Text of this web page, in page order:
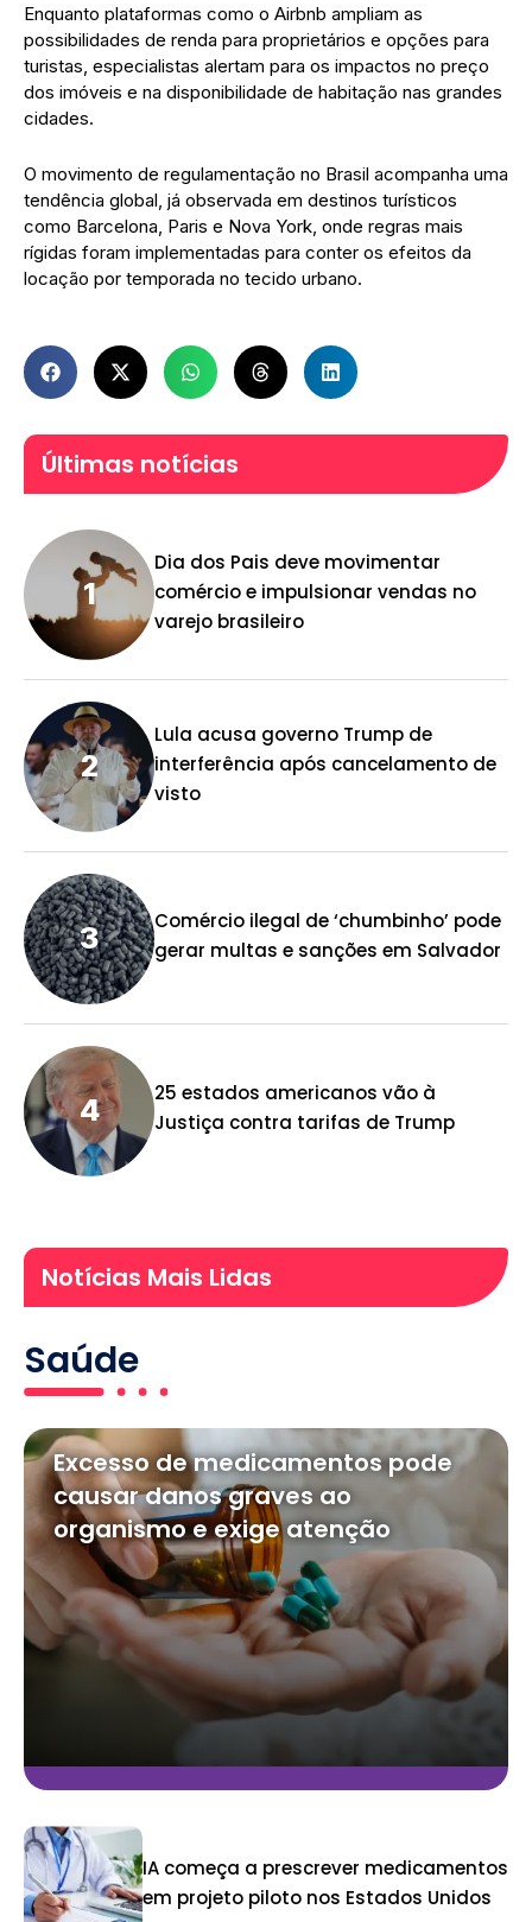
Enquanto plataformas como o Airbnb ampliam as
possibilidades de renda para proprietários e opções para
turistas, especialistas alertam para os impactos no preço
dos imóveis e na disponibilidade de habitação nas grandes
cidades.
O movimento de regulamentação no Brasil acompanha uma
tendência global, já observada em destinos turísticos
como Barcelona, Paris e Nova York, onde regras mais
rígidas foram implementadas para conter os efeitos da
locação por temporada no tecido urbano.
Últimas notícias
Dia dos Pais deve movimentar
comércio e impulsionar vendas no
varejo brasileiro
Lula acusa governo Trump de
interferência após cancelamento de
visto
Comércio ilegal de ‘chumbinho’ pode
gerar multas e sanções em Salvador
25 estados americanos vão à
Justiça contra tarifas de Trump
Notícias Mais Lidas
Saúde
Excesso de medicamentos pode
causar danos graves ao
organismo e exige atenção
IA começa a prescrever medicamentos
em projeto piloto nos Estados Unidos